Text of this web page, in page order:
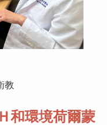
教
和環境荷爾蒙